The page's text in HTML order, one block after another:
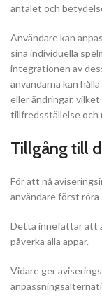
antalet och
Användare kan
sina individuella
integrationen av
användarna kan
eller ändringar,
tillfredsställelse och
Tillgång till
För att nå
användare först
Detta innefattar att
påverka alla appar.
Vidare ger